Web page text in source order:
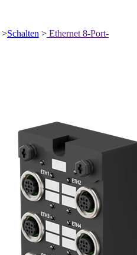
>Schalten > Ethernet 8-Port-